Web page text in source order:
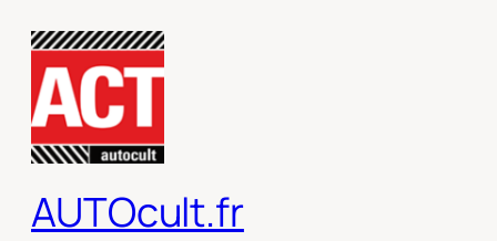
contenu
AUTOcult.fr